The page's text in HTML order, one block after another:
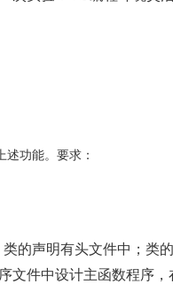
功能。要求：
的声明有头文件中；类
文件中设计主函数程序，